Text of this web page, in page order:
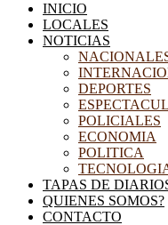
INICIO
LOCALES
NOTICIAS
DEPORTES
POLICIALES
ECONOMIA
POLITICA
TAPAS DE
QUIENES SOMOS?
CONTACTO